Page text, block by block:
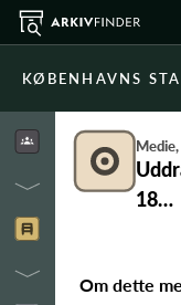
KØBENHAVNS
18…
Om dette